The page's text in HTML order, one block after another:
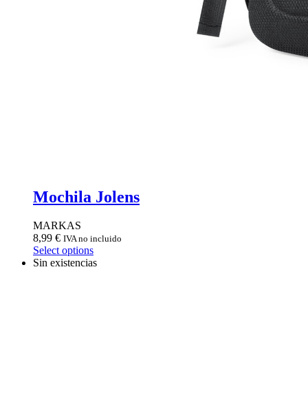
Mochila Jolens
MARKAS
8,99 € IVA no incluido
Select options
Sin existencias